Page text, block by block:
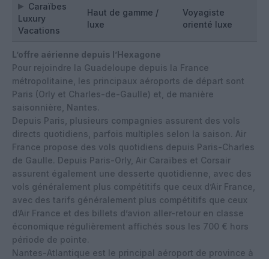
Caraïbes
Luxury
Vacations
Haut de gamme /
luxe
Voyagiste
orienté luxe
L’offre aérienne depuis l’Hexagone
Pour rejoindre la Guadeloupe depuis la France
métropolitaine, les principaux aéroports de départ sont
Paris (Orly et Charles-de-Gaulle) et, de manière
saisonnière, Nantes.
Depuis Paris, plusieurs compagnies assurent des vols
directs quotidiens, parfois multiples selon la saison. Air
France propose des vols quotidiens depuis Paris-Charles
de Gaulle. Depuis Paris-Orly, Air Caraïbes et Corsair
assurent également une desserte quotidienne, avec des
vols généralement plus compétitifs que ceux d’Air France,
avec des tarifs généralement plus compétitifs que ceux
d’Air France et des billets d’avion aller-retour en classe
économique régulièrement affichés sous les 700 € hors
période de pointe.
Nantes-Atlantique est le principal aéroport de province à